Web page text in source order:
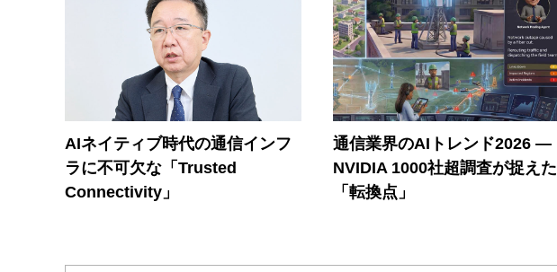
AIネイティブ時代の通信インフ
ラに不可欠な「Trusted
Connectivity」
通信業界のAIトレンド2026 ―
NVIDIA 1000社超調査が捉えた
「転換点」